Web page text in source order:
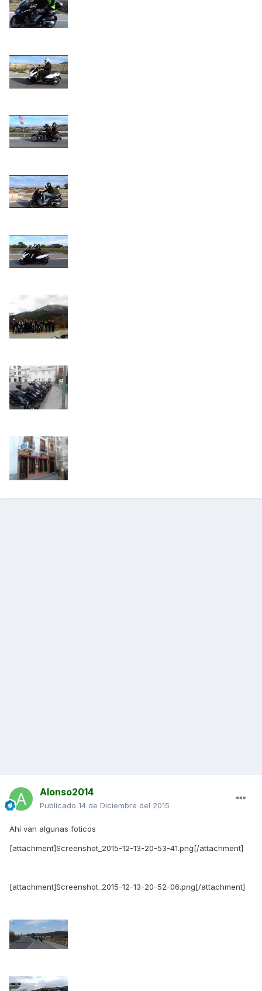
Alonso2014
Publicado 14 de Diciembre del 2015
Ahí van algunas foticos
[attachment]Screenshot_2015-12-13-20-53-41.png[/attachment]
[attachment]Screenshot_2015-12-13-20-52-06.png[/attachment]